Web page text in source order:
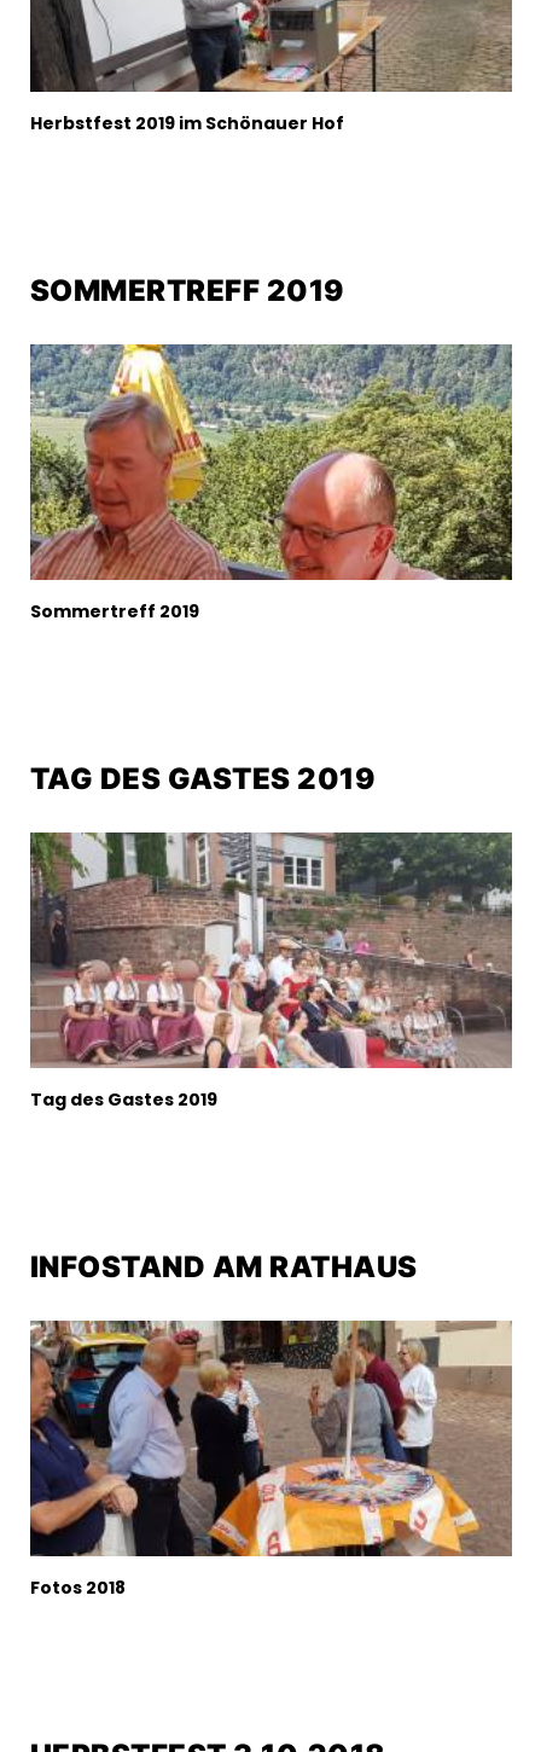
Herbstfest 2019 im Schönauer Hof
SOMMERTREFF 2019
Sommertreff 2019
TAG DES GASTES 2019
Tag des Gastes 2019
INFOSTAND AM RATHAUS
Fotos 2018